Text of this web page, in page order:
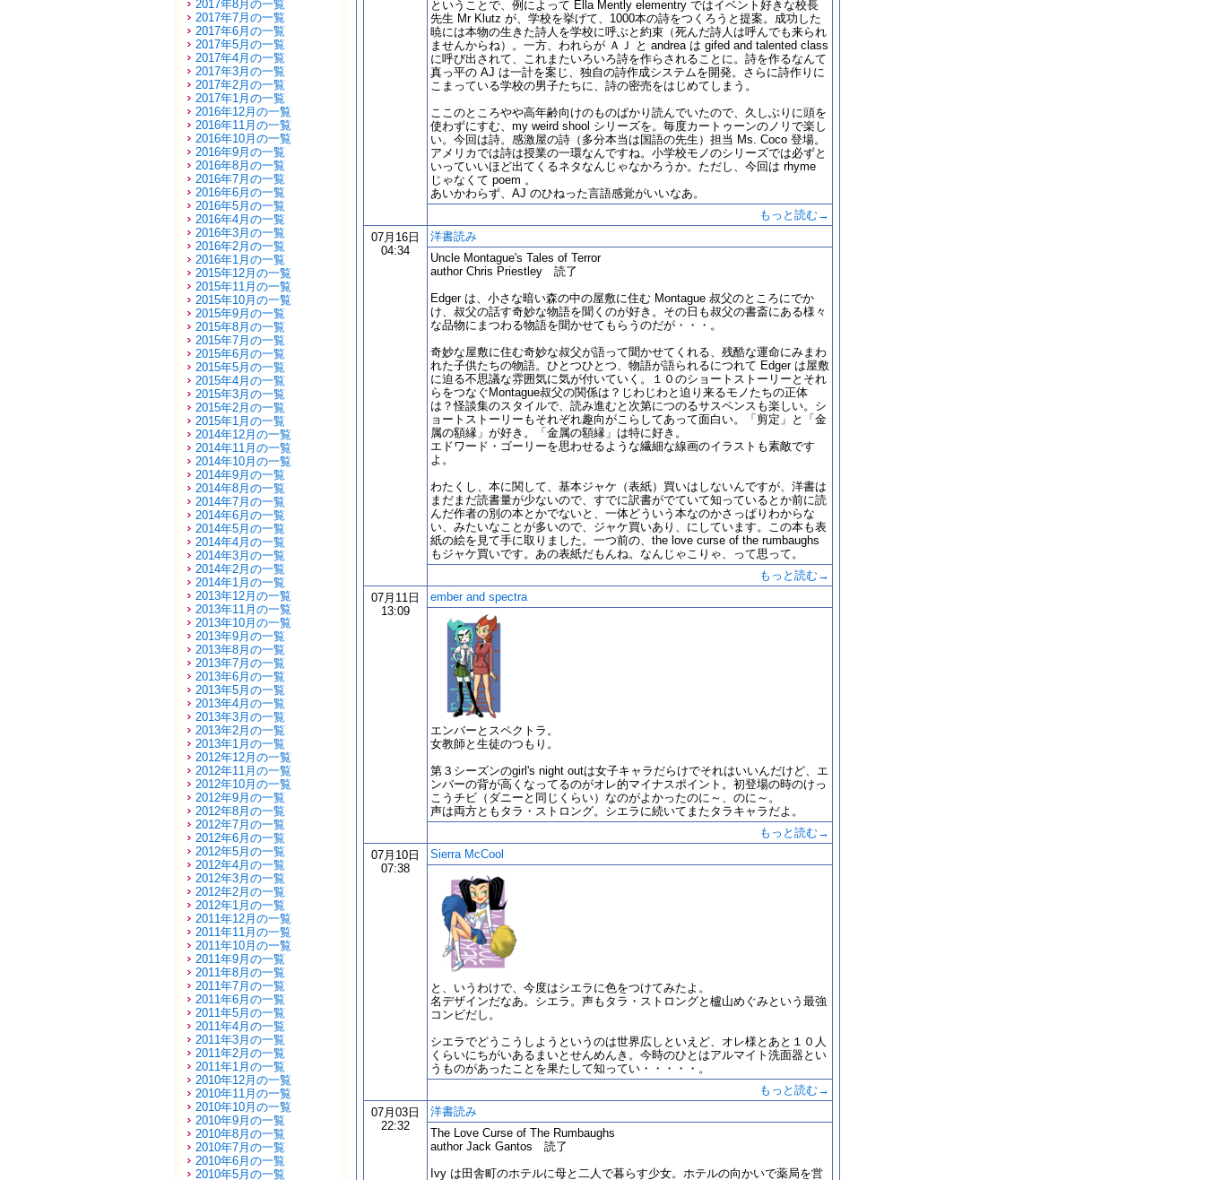
2017年8月の一覧
2017年7月の一覧
2017年6月の一覧
2017年5月の一覧
2017年4月の一覧
2017年3月の一覧
2017年2月の一覧
2017年1月の一覧
2016年12月の一覧
2016年11月の一覧
2016年10月の一覧
2016年9月の一覧
2016年8月の一覧
2016年7月の一覧
2016年6月の一覧
2016年5月の一覧
2016年4月の一覧
2016年3月の一覧
2016年2月の一覧
2016年1月の一覧
2015年12月の一覧
2015年11月の一覧
2015年10月の一覧
2015年9月の一覧
2015年8月の一覧
2015年7月の一覧
2015年6月の一覧
2015年5月の一覧
2015年4月の一覧
2015年3月の一覧
2015年2月の一覧
2015年1月の一覧
2014年12月の一覧
2014年11月の一覧
2014年10月の一覧
2014年9月の一覧
2014年8月の一覧
2014年7月の一覧
2014年6月の一覧
2014年5月の一覧
2014年4月の一覧
2014年3月の一覧
2014年2月の一覧
2014年1月の一覧
2013年12月の一覧
2013年11月の一覧
2013年10月の一覧
2013年9月の一覧
2013年8月の一覧
2013年7月の一覧
2013年6月の一覧
2013年5月の一覧
2013年4月の一覧
2013年3月の一覧
2013年2月の一覧
2013年1月の一覧
2012年12月の一覧
2012年11月の一覧
2012年10月の一覧
2012年9月の一覧
2012年8月の一覧
2012年7月の一覧
2012年6月の一覧
2012年5月の一覧
2012年4月の一覧
2012年3月の一覧
2012年2月の一覧
2012年1月の一覧
2011年12月の一覧
2011年11月の一覧
2011年10月の一覧
2011年9月の一覧
2011年8月の一覧
2011年7月の一覧
2011年6月の一覧
2011年5月の一覧
2011年4月の一覧
2011年3月の一覧
2011年2月の一覧
2011年1月の一覧
2010年12月の一覧
2010年11月の一覧
2010年10月の一覧
2010年9月の一覧
2010年8月の一覧
2010年7月の一覧
2010年6月の一覧
2010年5月の一覧
ということで、例によって Ella Mently elementry ではイベント好きな校長
先生 Mr Klutz が、学校を挙げて、1000本の詩をつくろうと提案。成功した
暁には本物の生きた詩人を学校に呼ぶと約束（死んだ詩人は呼んでも来られ
ませんからね）。一方、われらが ＡＪ と andrea は gifed and talented class
に呼び出されて、これまたいろいろ詩を作らされることに。詩を作るなんて
真っ平の AJ は一計を案じ、独自の詩作成システムを開発。さらに詩作りに
こまっている学校の男子たちに、詩の密売をはじめてしまう。
ここのところやや高年齢向けのものばかり読んでいたので、久しぶりに頭を
使わずにすむ、my weird shool シリーズを。毎度カートゥーンのノリで楽し
い。今回は詩。感激屋の詩（多分本当は国語の先生）担当 Ms. Coco 登場。
アメリカでは詩は授業の一環なんですね。小学校モノのシリーズでは必ずと
いっていいほど出てくるネタなんじゃなかろうか。ただし、今回は rhyme
じゃなくて poem 。
あいかわらず、AJ のひねった言語感覚がいいなあ。
もっと読む→
07月16日
04:34
洋書読み
Uncle Montague's Tales of Terror
author Chris Priestley 読了
Edger は、小さな暗い森の中の屋敷に住む Montague 叔父のところにでか
け、叔父の話す奇妙な物語を聞くのが好き。その日も叔父の書斎にある様々
な品物にまつわる物語を聞かせてもらうのだが・・・。
奇妙な屋敷に住む奇妙な叔父が語って聞かせてくれる、残酷な運命にみまわ
れた子供たちの物語。ひとつひとつ、物語が語られるにつれて Edger は屋敷
に迫る不思議な雰囲気に気が付いていく。１０のショートストーリーとそれ
らをつなぐMontague叔父の関係は？じわじわと迫り来るモノたちの正体
は？怪談集のスタイルで、読み進むと次第につのるサスペンスも楽しい。シ
ョートストーリーもそれぞれ趣向がこらしてあって面白い。「剪定」と「金
属の額縁」が好き。「金属の額縁」は特に好き。
エドワード・ゴーリーを思わせるような繊細な線画のイラストも素敵です
よ。
わたくし、本に関して、基本ジャケ（表紙）買いはしないんですが、洋書は
まだまだ読書量が少ないので、すでに訳書がでていて知っているとか前に読
んだ作者の別の本とかでないと、一体どういう本なのかさっぱりわからな
い、みたいなことが多いので、ジャケ買いあり、にしています。この本も表
紙の絵を見て手に取りました。一つ前の、the love curse of the rumbaughs
もジャケ買いです。あの表紙だもんね。なんじゃこりゃ、って思って。
もっと読む→
07月11日
13:09
ember and spectra
エンバーとスペクトラ。
女教師と生徒のつもり。
第３シーズンのgirl's night outは女子キャラだらけでそれはいいんだけど、エ
ンバーの背が高くなってるのがオレ的マイナスポイント。初登場の時のけっ
こうチビ（ダニーと同じくらい）なのがよかったのに～、のに～。
声は両方ともタラ・ストロング。シエラに続いてまたタラキャラだよ。
もっと読む→
07月10日
07:38
Sierra McCool
と、いうわけで、今度はシエラに色をつけてみたよ。
名デザインだなあ。シエラ。声もタラ・ストロングと櫨山めぐみという最強
コンビだし。
シエラでどうこうしようというのは世界広しといえど、オレ様とあと１０人
くらいにちがいあるまいとせんめんき。今時のひとはアルマイト洗面器とい
うものがあったことを果たして知ってい・・・・・。
もっと読む→
07月03日
22:32
洋書読み
The Love Curse of The Rumbaughs
author Jack Gantos 読了
Ivy は田舎町のホテルに母と二人で暮らす少女。ホテルの向かいで薬局を営